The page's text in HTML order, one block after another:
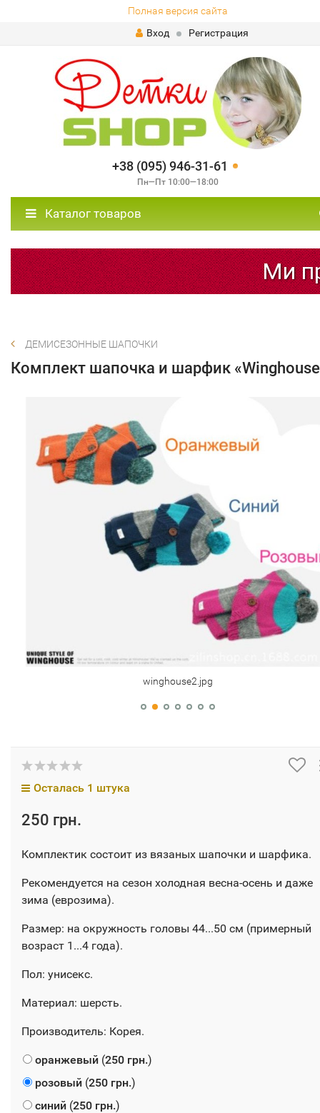
Полная версия сайта
Вход
Регистрация
+38 (095) 946-31-61
Пн—Пт 10:00—18:00
Каталог товаров
Ми
ДЕМИСЕЗОННЫЕ ШАПОЧКИ
Комплект шапочка и шарфик
winghouse2.jpg
Осталась 1 штука
250 грн.
Комплектик состоит из вязаных шапочки и шарфика.
Рекомендуется на сезон холодная весна-осень и даже
зима (еврозима).
Размер: на окружность головы 44...50 см (примерный
возраст 1...4 года).
Пол: унисекс.
Материал: шерсть.
Производитель: Корея.
оранжевый (250 грн.)
розовый (250 грн.)
синий (250 грн.)